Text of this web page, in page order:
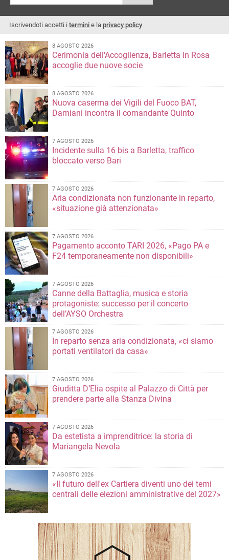
Iscrivendoti accetti i termini e la privacy policy
8 AGOSTO 2026
Cerimonia dell'Accoglienza, Barletta in Rosa
accoglie due nuove socie
8 AGOSTO 2026
Nuova caserma dei Vigili del Fuoco BAT,
Damiani incontra il comandante Quinto
7 AGOSTO 2026
Incidente sulla 16 bis a Barletta, traffico
bloccato verso Bari
7 AGOSTO 2026
Aria condizionata non funzionante in reparto,
«situazione già attenzionata»
7 AGOSTO 2026
Pagamento acconto TARI 2026, «Pago PA e
F24 temporaneamente non disponibili»
7 AGOSTO 2026
Canne della Battaglia, musica e storia
protagoniste: successo per il concerto
dell’AYSO Orchestra
7 AGOSTO 2026
In reparto senza aria condizionata, «ci siamo
portati ventilatori da casa»
7 AGOSTO 2026
Giuditta D’Elia ospite al Palazzo di Città per
prendere parte alla Stanza Divina
7 AGOSTO 2026
Da estetista a imprenditrice: la storia di
Mariangela Nevola
7 AGOSTO 2026
«Il futuro dell'ex Cartiera diventi uno dei temi
centrali delle elezioni amministrative del 2027»